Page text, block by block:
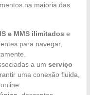
na maioria das
e MMS ilimitados e
para navegar,
a um serviço
uma conexão fluida,